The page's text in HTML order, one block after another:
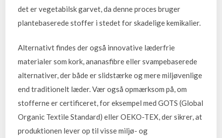
det er vegetabilsk garvet, da denne proces bruger
plantebaserede stoffer i stedet for skadelige kemikalier.
Alternativt findes der også innovative læderfrie
materialer som kork, ananasfibre eller svampebaserede
alternativer, der både er slidstærke og mere miljøvenlige
end traditionelt læder. Vær også opmærksom på, om
stofferne er certificeret, for eksempel med GOTS (Global
Organic Textile Standard) eller OEKO-TEX, der sikrer, at
produktionen lever op til visse miljø- og